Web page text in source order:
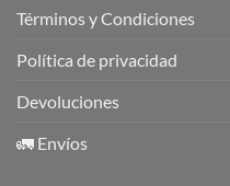
Términos y Condiciones
Política de privacidad
Devoluciones
🚛 Envíos